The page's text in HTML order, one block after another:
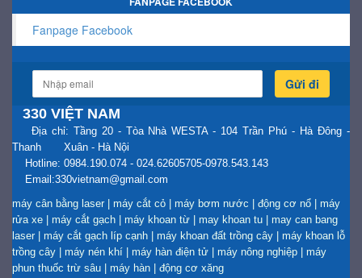
Fanpage Facebook
Gửi đi
330 VIỆT NAM
Địa chỉ: Tầng 20 - Tòa Nhà WESTA - 104 Trần Phú - Hà Đông -
Thanh Xuân - Hà Nội
Hotline: 0984.190.074 - 024.62605705-0978.543.143
Email:330vietnam@gmail.com
máy cân bằng laser | máy cắt cỏ | máy bơm nước | động cơ nổ | máy
rửa xe | máy cắt gạch | máy khoan từ | may khoan tu | may can bang
laser | máy cắt gạch líp cạnh | máy khoan đất trồng cây | máy khoan lỗ
trồng cây | máy nén khí | máy hàn điện tử | máy nông nghiệp | máy
phun thuốc trừ sâu | máy hàn | động cơ xăng